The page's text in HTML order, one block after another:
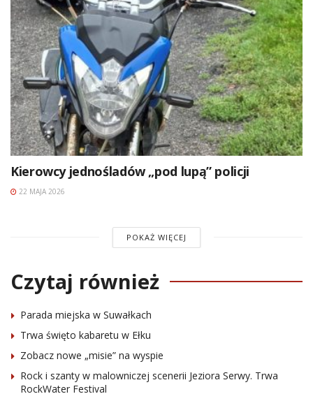
Kierowcy jednośladów „pod lupą” policji
22 MAJA 2026
POKAŻ WIĘCEJ
Czytaj również
Parada miejska w Suwałkach
Trwa święto kabaretu w Ełku
Zobacz nowe „misie” na wyspie
Rock i szanty w malowniczej scenerii Jeziora Serwy. Trwa
RockWater Festival